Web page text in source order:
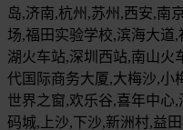
岛,济南,杭州,苏州,西安,南
场,福田实验学校,滨海大道
湖火车站,深圳西站,南山火
代国际商务大厦,大梅沙,小
世界之窗,欢乐谷,喜年中心
码城,上沙,下沙,新洲村,益